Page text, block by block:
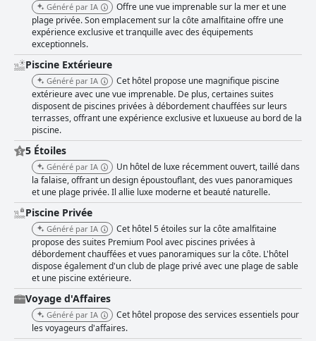
Généré par IA
Offre une vue imprenable sur la mer et une
plage privée. Son emplacement sur la côte amalfitaine offre une
expérience exclusive et tranquille avec des équipements
exceptionnels.
Piscine Extérieure
Généré par IA
Cet hôtel propose une magnifique piscine
extérieure avec une vue imprenable. De plus, certaines suites
disposent de piscines privées à débordement chauffées sur leurs
terrasses, offrant une expérience exclusive et luxueuse au bord de la
piscine.
5 Étoiles
Généré par IA
Un hôtel de luxe récemment ouvert, taillé dans
la falaise, offrant un design époustouflant, des vues panoramiques
et une plage privée. Il allie luxe moderne et beauté naturelle.
Piscine Privée
Généré par IA
Cet hôtel 5 étoiles sur la côte amalfitaine
propose des suites Premium Pool avec piscines privées à
débordement chauffées et vues panoramiques sur la côte. L'hôtel
dispose également d'un club de plage privé avec une plage de sable
et une piscine extérieure.
Voyage d'Affaires
Généré par IA
Cet hôtel propose des services essentiels pour
les voyageurs d'affaires.